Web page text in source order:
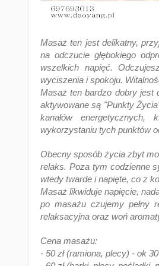
Masaż ten jest delikatny,
na odczucie głębokiego
wszelkich napięć.
wyciszenia i spokoju.
Masaż ten bardzo dobry jest
aktywowane są "Punkty
kanałów energetycznych,
wykorzystaniu tych punktów
Obecny sposób życia zbyt
relaks. Poza tym codzienne
wtedy twarde i napięte, co z
Masaż likwiduje napięcie,
po masażu czujemy pełny
relaksacyjna oraz woń
Cena masażu:
- 50 zł (ramiona, plecy) - ok